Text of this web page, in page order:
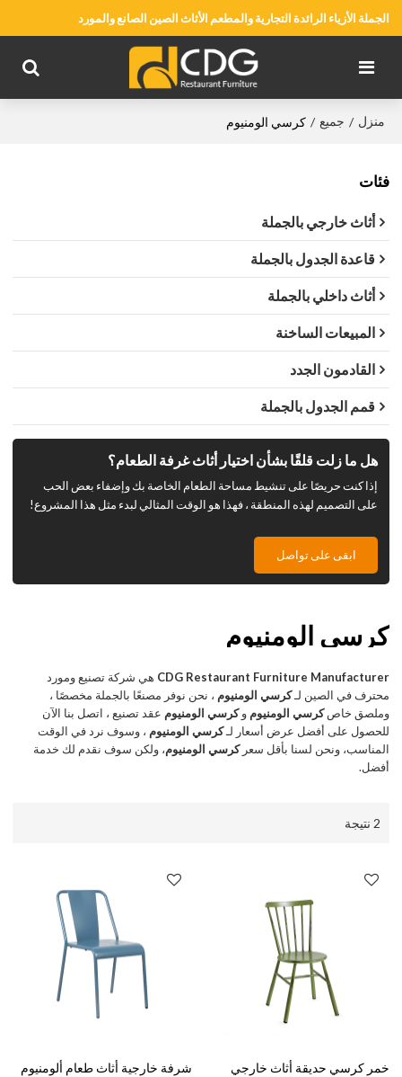
الجملة الأزياء الرائدة التجارية والمطعم الأثاث الصين الصانع والمورد
منزل / جميع / كرسي الومنيوم
فئات
أثاث خارجي بالجملة
قاعدة الجدول بالجملة
أثاث داخلي بالجملة
المبيعات الساخنة
القادمون الجدد
قمم الجدول بالجملة
هل ما زلت قلقًا بشأن اختيار أثاث غرفة الطعام؟
إذا كنت حريصًا على تنشيط مساحة الطعام الخاصة بك وإضفاء بعض الحب
على التصميم لهذه المنطقة ، فهذا هو الوقت المثالي لبدء مثل هذا المشروع!
ابقى على تواصل
كرسي الومنيوم
CDG Restaurant Furniture Manufacturer هي شركة تصنيع ومورد
محترف في الصين لـكرسي الومنيوم ، نحن نوفر مصنعًا بالجملة مخصصًا ،
وملصق خاصكرسي الومنيوم وكرسي الومنيوم عقد تصنيع ، اتصل بنا الآن
للحصول على أفضل عرض أسعار لـكرسي الومنيوم ، وسوف نرد في الوقت
المناسب، ونحن لسنا بأقل سعركرسي الومنيوم، ولكن سوف نقدم لك خدمة
أفضل.
2 نتيجة
خمر كرسي حديقة أثاث خارجي
شرفة خارجية أثاث طعام ألومنيوم